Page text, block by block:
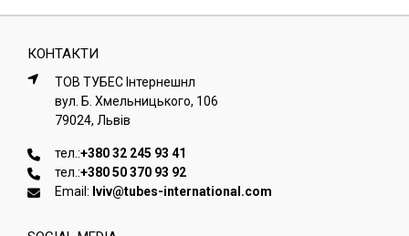
КОНТАКТИ
ТОВ ТУБЕС Iнтернешнл
вул. Б. Хмельницького, 106
79024, Львiв
тел.:+380 32 245 93 41
тел.:+380 50 370 93 92
Email: lviv@tubes-international.com